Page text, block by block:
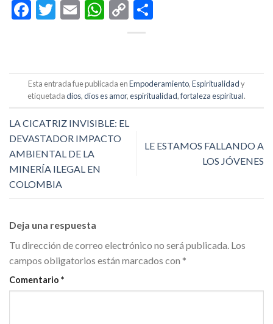
Facebook
Twitter
EmailWhatsApp
Copy
Link
Esta entrada fue publicada enEmpoderamiento,Espiritualidady
etiquetadadios,dios es amor,espiritualidad,fortaleza espiritual.
LA CICATRIZ INVISIBLE: EL
DEVASTADOR IMPACTO
AMBIENTAL DE LA
MINERÍA ILEGAL EN
COLOMBIA
LE ESTAMOS FALLANDO A
LOS JÓVENES
Deja una respuesta
Tu dirección de correo electrónico no será publicada. Los
campos obligatorios están marcados con *
Comentario *